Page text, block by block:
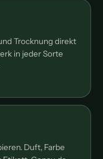
Trocknung direkt
in jeder Sorte
Duft, Farbe